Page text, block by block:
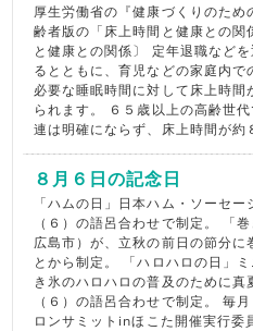
厚生労働省の『健康づくりのた
齢者版の「床上時間と健康との
と健康との関係〕 定年退職など
るとともに、育児などの家庭内で
必要な睡眠時間に対して床上時
られます。 ６５歳以上の高齢世
連は明確にならず、床上時間が約
８月６日の記念日
「ハムの日」日本ハム・ソーセ
（６）の語呂合わせで制定。 「
広島市）が、立秋の前日の節分に
とから制定。 「ハロハロの日」
き氷のハロハロの普及のために真
（６）の語呂合わせで制定。 毎
ロンサミットinほこた開催実行委